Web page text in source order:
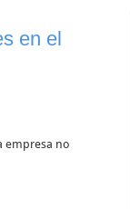
en el
empresa no